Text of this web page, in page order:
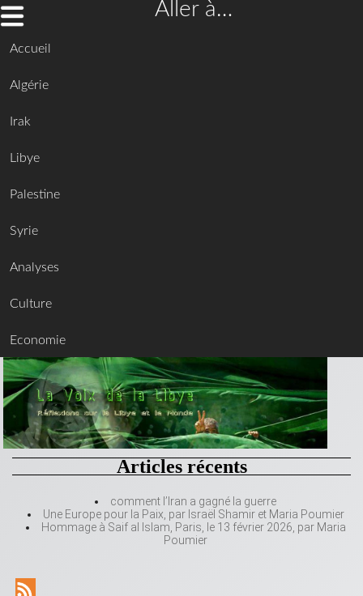
Aller à…
Accueil
Algérie
Irak
Libye
Palestine
Syrie
Analyses
Culture
Economie
Articles récents
comment l’Iran a gagné la guerre
Une Europe pour la Paix, par Israël Shamir et Maria Poumier
Hommage à Saif al Islam, Paris, le 13 février 2026, par Maria
Poumier